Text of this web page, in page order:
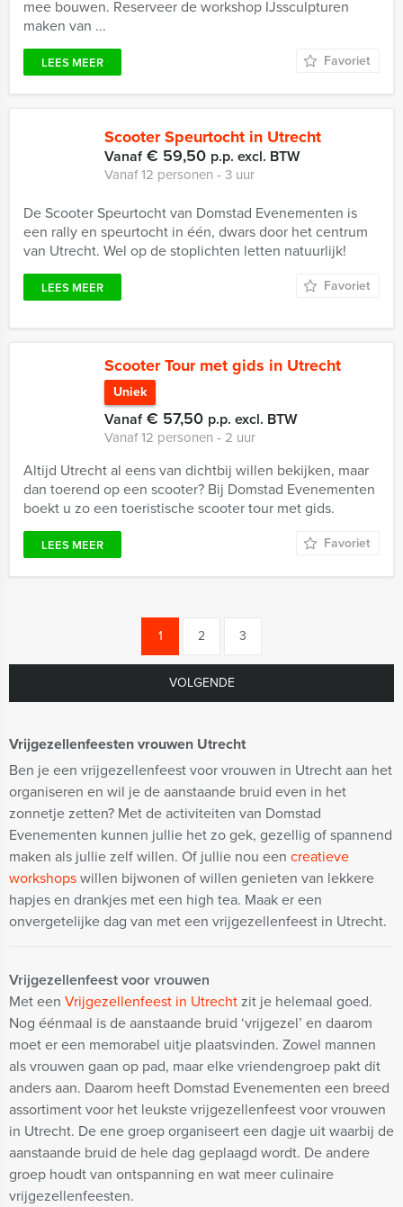
Vrijgezellenfeesten vrouwen Utrecht
Ben je een vrijgezellenfeest voor vrouwen in Utrecht aan het
organiseren en wil je de aanstaande bruid even in het
zonnetje zetten? Met de activiteiten van Domstad
Evenementen kunnen jullie het zo gek, gezellig of spannend
maken als jullie zelf willen. Of jullie nou een creatieve
workshopswillen bijwonen of willen genieten van lekkere
hapjes en drankjes met een high tea. Maak er een
onvergetelijke dag van met een vrijgezellenfeest in Utrecht.
mee bouwen. Reserveer de workshop IJssculpturen
maken van ...
LEES MEER Favoriet
Scooter Speurtocht in Utrecht
Vanaf€ 59,50 p.p. excl. BTW
Vanaf 12 personen ‐ 3 uur
De Scooter Speurtocht van Domstad Evenementen is
een rally en speurtocht in één, dwars door het centrum
van Utrecht. Wel op de stoplichten letten natuurlijk!
LEES MEER Favoriet
Scooter Tour met gids in Utrecht
Uniek
Vanaf€ 57,50 p.p. excl. BTW
Vanaf 12 personen ‐ 2 uur
Altijd Utrecht al eens van dichtbij willen bekijken, maar
dan toerend op een scooter? Bij Domstad Evenementen
boekt u zo een toeristische scooter tour met gids.
LEES MEER Favoriet
1 2 3
VOLGENDE
Vrijgezellenfeest voor vrouwen
Met een Vrijgezellenfeest in Utrechtzit je helemaal goed.
Nog éénmaal is de aanstaande bruid ‘vrijgezel’ en daarom
moet er een memorabel uitje plaatsvinden. Zowel mannen
als vrouwen gaan op pad, maar elke vriendengroep pakt dit
anders aan. Daarom heeft Domstad Evenementen een breed
assortiment voor het leukste vrijgezellenfeest voor vrouwen
in Utrecht. De ene groep organiseert een dagje uit waarbij de
aanstaande bruid de hele dag geplaagd wordt. De andere
groep houdt van ontspanning en wat meer culinaire
vrijgezellenfeesten.